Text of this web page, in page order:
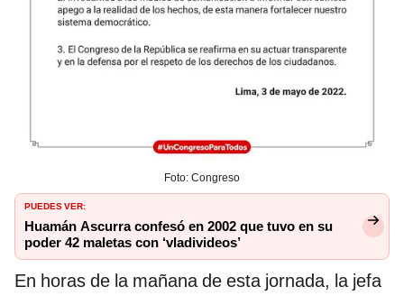
Foto: Congreso
PUEDES VER:
Huamán Ascurra confesó en 2002 que tuvo en su
poder 42 maletas con ‘vladivideos’
En horas de la mañana de esta jornada, la jefa